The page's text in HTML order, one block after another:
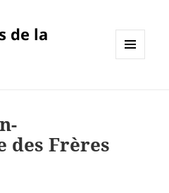
de la
des Frères